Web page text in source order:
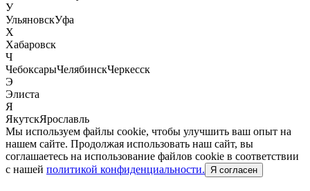
У
УльяновскУфа
Х
Хабаровск
Ч
ЧебоксарыЧелябинскЧеркесск
Э
Элиста
Я
ЯкутскЯрославль
Мы используем файлы cookie, чтобы улучшить ваш опыт на
нашем сайте. Продолжая использовать наш сайт, вы
соглашаетесь на использование файлов cookie в соответствии
с нашей политикой конфиденциальности. Я согласен